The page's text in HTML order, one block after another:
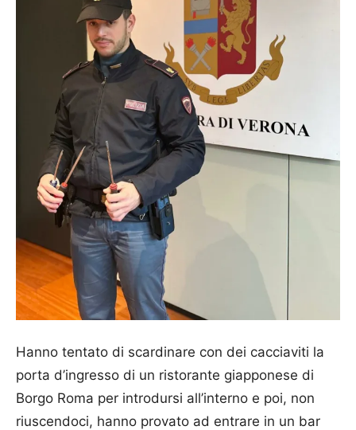
Hanno tentato di scardinare con dei cacciaviti la
porta d’ingresso di un ristorante giapponese di
Borgo Roma per introdursi all’interno e poi, non
riuscendoci, hanno provato ad entrare in un bar